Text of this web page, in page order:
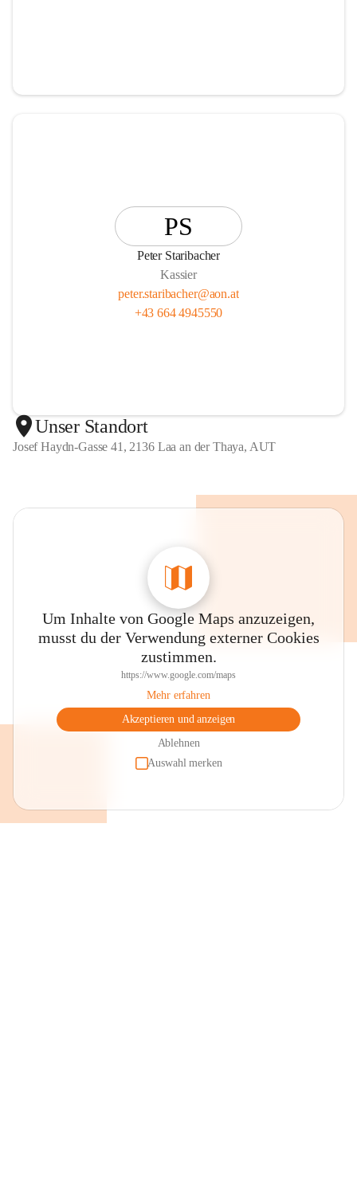
PS
Peter Staribacher
Kassier
peter.staribacher@aon.at
+43 664 4945550
Unser Standort
Josef Haydn-Gasse 41, 2136 Laa an der Thaya, AUT
Um Inhalte von Google Maps anzuzeigen,
musst du der Verwendung externer Cookies
zustimmen.
https://www.google.com/maps
Mehr erfahren
Akzeptieren und anzeigen
Ablehnen
Auswahl merken